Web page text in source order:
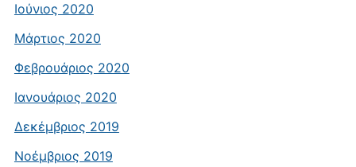
Ιούνιος 2020
Μάρτιος 2020
Φεβρουάριος 2020
Ιανουάριος 2020
Δεκέμβριος 2019
Νοέμβριος 2019